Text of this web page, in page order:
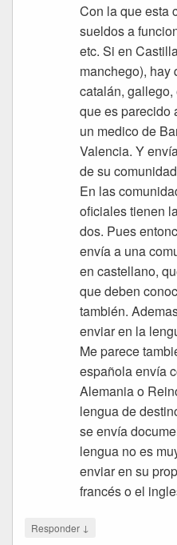
Con la que esta
sueldos a
etc. Si en
manchego), hay
catalán,
que es parecido
un medico de
Valencia. Y
de su
En las
oficiales tienen
dos. Pues
envía a una
en castellano,
que deben
también.
enviar en la
Me parece
española envía
Alemania o
lengua de
se envía
lengua no es
enviar en su
francés o el
Responder ↓